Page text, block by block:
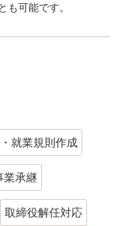
も可能です。
就業規則作成
業承継
取締役解任対応